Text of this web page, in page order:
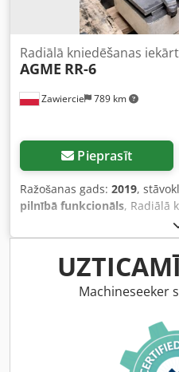
Zawiercie 789 km
Radiālā kniedēšanas
AGME RR-6
Pieprasīt
Ražošanas gads: 2019,
pilnībā funkcionāls, Radiālā
Machineseeker